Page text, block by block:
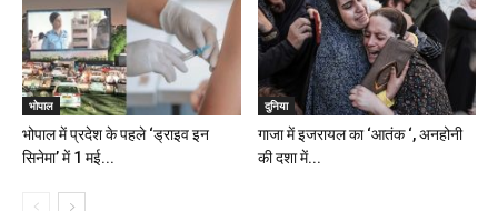
भोपाल
भोपाल में प्रदेश के पहले ‘ड्राइव इन
सिनेमा’ में 1 मई...
दुनिया
गाजा में इजरायल का ‘आतंक ‘, अनहोनी
की दशा में...